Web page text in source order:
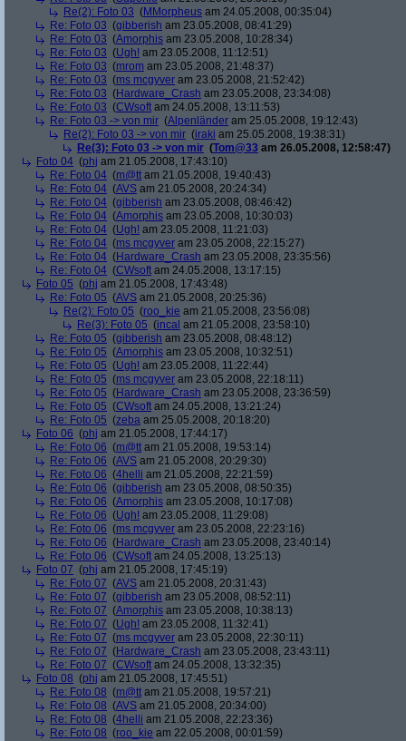
Re(2): Foto 03 (MMorpheus am 24.05.2008, 00:35:04)
Re: Foto 03 (gibberish am 23.05.2008, 08:41:29)
Re: Foto 03 (Amorphis am 23.05.2008, 10:28:34)
Re: Foto 03 (Ugh! am 23.05.2008, 11:12:51)
Re: Foto 03 (mrom am 23.05.2008, 21:48:37)
Re: Foto 03 (ms mcgyver am 23.05.2008, 21:52:42)
Re: Foto 03 (Hardware_Crash am 23.05.2008, 23:34:08)
Re: Foto 03 (CWsoft am 24.05.2008, 13:11:53)
Re: Foto 03 -> von mir (Alpenländer am 25.05.2008, 19:12:43)
Re(2): Foto 03 -> von mir (iraki am 25.05.2008, 19:38:31)
Re(3): Foto 03 -> von mir (Tom@33 am 26.05.2008, 12:58:47)
Foto 04 (phj am 21.05.2008, 17:43:10)
Re: Foto 04 (m@tt am 21.05.2008, 19:40:43)
Re: Foto 04 (AVS am 21.05.2008, 20:24:34)
Re: Foto 04 (gibberish am 23.05.2008, 08:46:42)
Re: Foto 04 (Amorphis am 23.05.2008, 10:30:03)
Re: Foto 04 (Ugh! am 23.05.2008, 11:21:03)
Re: Foto 04 (ms mcgyver am 23.05.2008, 22:15:27)
Re: Foto 04 (Hardware_Crash am 23.05.2008, 23:35:56)
Re: Foto 04 (CWsoft am 24.05.2008, 13:17:15)
Foto 05 (phj am 21.05.2008, 17:43:48)
Re: Foto 05 (AVS am 21.05.2008, 20:25:36)
Re(2): Foto 05 (roo_kie am 21.05.2008, 23:56:08)
Re(3): Foto 05 (incal am 21.05.2008, 23:58:10)
Re: Foto 05 (gibberish am 23.05.2008, 08:48:12)
Re: Foto 05 (Amorphis am 23.05.2008, 10:32:51)
Re: Foto 05 (Ugh! am 23.05.2008, 11:22:44)
Re: Foto 05 (ms mcgyver am 23.05.2008, 22:18:11)
Re: Foto 05 (Hardware_Crash am 23.05.2008, 23:36:59)
Re: Foto 05 (CWsoft am 24.05.2008, 13:21:24)
Re: Foto 05 (zeba am 25.05.2008, 20:18:20)
Foto 06 (phj am 21.05.2008, 17:44:17)
Re: Foto 06 (m@tt am 21.05.2008, 19:53:14)
Re: Foto 06 (AVS am 21.05.2008, 20:29:30)
Re: Foto 06 (4helli am 21.05.2008, 22:21:59)
Re: Foto 06 (gibberish am 23.05.2008, 08:50:35)
Re: Foto 06 (Amorphis am 23.05.2008, 10:17:08)
Re: Foto 06 (Ugh! am 23.05.2008, 11:29:08)
Re: Foto 06 (ms mcgyver am 23.05.2008, 22:23:16)
Re: Foto 06 (Hardware_Crash am 23.05.2008, 23:40:14)
Re: Foto 06 (CWsoft am 24.05.2008, 13:25:13)
Foto 07 (phj am 21.05.2008, 17:45:19)
Re: Foto 07 (AVS am 21.05.2008, 20:31:43)
Re: Foto 07 (gibberish am 23.05.2008, 08:52:11)
Re: Foto 07 (Amorphis am 23.05.2008, 10:38:13)
Re: Foto 07 (Ugh! am 23.05.2008, 11:32:41)
Re: Foto 07 (ms mcgyver am 23.05.2008, 22:30:11)
Re: Foto 07 (Hardware_Crash am 23.05.2008, 23:43:11)
Re: Foto 07 (CWsoft am 24.05.2008, 13:32:35)
Foto 08 (phj am 21.05.2008, 17:45:51)
Re: Foto 08 (m@tt am 21.05.2008, 19:57:21)
Re: Foto 08 (AVS am 21.05.2008, 20:34:00)
Re: Foto 08 (4helli am 21.05.2008, 22:23:36)
Re: Foto 08 (roo_kie am 22.05.2008, 00:01:59)